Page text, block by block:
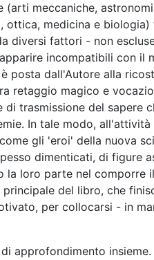
(arti meccaniche,
ottica, medicina e biologia)
diversi fattori - non
incompatibili con il
posta dall'Autore alla
retaggio magico e
trasmissione del sapere
In tale modo, all'attività
gli 'eroi' della nuova
dimenticati, di figure
la loro parte nel comporre
del libro, che
per collocarsi - in
approfondimento